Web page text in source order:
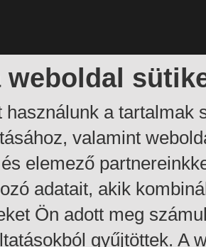
weboldal
használunk a tartalmak
valamint
elemező
adatait, akik
Ön adott meg
gyűjtöttek. A